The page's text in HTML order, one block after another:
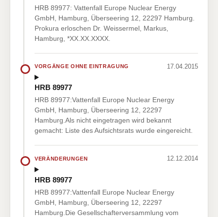
HRB 89977: Vattenfall Europe Nuclear Energy
GmbH, Hamburg, Überseering 12, 22297 Hamburg.
Prokura erloschen Dr. Weissermel, Markus,
Hamburg, *XX.XX.XXXX.
VORGÄNGE OHNE EINTRAGUNG 17.04.2015
HRB 89977
HRB 89977:Vattenfall Europe Nuclear Energy
GmbH, Hamburg, Überseering 12, 22297
Hamburg.Als nicht eingetragen wird bekannt
gemacht: Liste des Aufsichtsrats wurde eingereicht.
VERÄNDERUNGEN 12.12.2014
HRB 89977
HRB 89977:Vattenfall Europe Nuclear Energy
GmbH, Hamburg, Überseering 12, 22297
Hamburg.Die Gesellschafterversammlung vom